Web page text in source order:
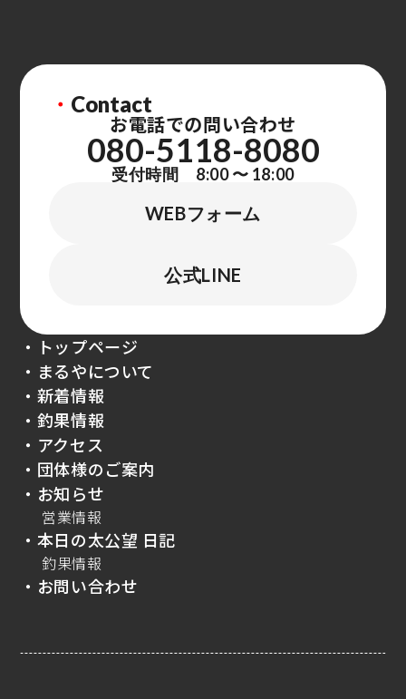
・ Contact
お電話での問い合わせ
080-5118-8080
受付時間 8:00 〜 18:00
WEBフォーム
公式LINE
・トップページ
・まるやについて
・新着情報
・釣果情報
・アクセス
・団体様のご案内
・お知らせ
営業情報
・本日の太公望 日記
釣果情報
・お問い合わせ